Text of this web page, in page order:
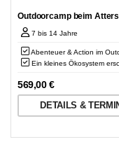
Outdoorcamp beim
7 bis 14 Jahre
Abenteuer & Action im
Ein kleines Ökosystem
569,00€
DETAILS &